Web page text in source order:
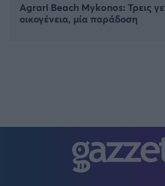
Agrari Beach Mykonos: Τρεις
οικογένεια, μία παράδοση